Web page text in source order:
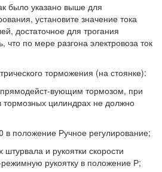
было указано выше для
установите значение тока
достаточное для трогания
что по мере разгона электровоза ток
торможения (на стоянке):
прямодейст-вующим тормозом, при
тормозных цилиндрах не должно
в положение Ручное регулирование;
и рукоятки скорости
рукоятку в положение Р;